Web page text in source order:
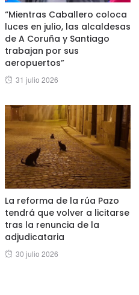
“Mientras Caballero coloca
luces en julio, las alcaldesas
de A Coruña y Santiago
trabajan por sus
aeropuertos”
Posted
31 julio 2026
La reforma de la rúa Pazo
tendrá que volver a licitarse
tras la renuncia de la
adjudicataria
Posted
30 julio 2026